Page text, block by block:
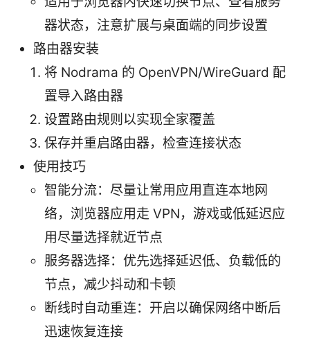
器状态，注意扩展与桌面端的同步设置
路由器安装
将 Nodrama 的 OpenVPN/WireGuard 配
置导入路由器
设置路由规则以实现全家覆盖
保存并重启路由器，检查连接状态
使用技巧
智能分流：尽量让常用应用直连本地网
络，浏览器应用走 VPN，游戏或低延迟应
用尽量选择就近节点
服务器选择：优先选择延迟低、负载低的
节点，减少抖动和卡顿
断线时自动重连：开启以确保网络中断后
迅速恢复连接